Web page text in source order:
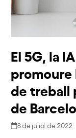
El 5G, la
promoure
de treball
de
8 de juliol de 2022